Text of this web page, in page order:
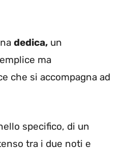
dedica, un
ma
che si accompagna ad
specifico, di un
tra i due noti e